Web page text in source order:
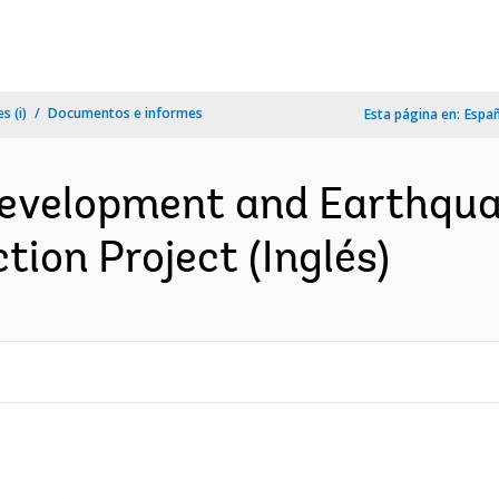
(i) Documentos e informes Esta página en:
and
Project (Inglés)